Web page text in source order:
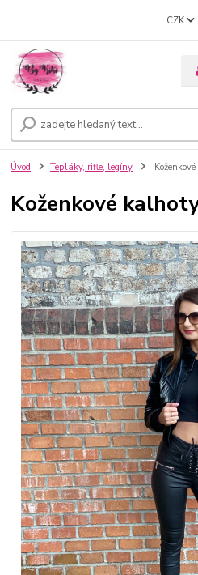
CZK
Úvod Tepláky, rifle, legíny
Koženkové